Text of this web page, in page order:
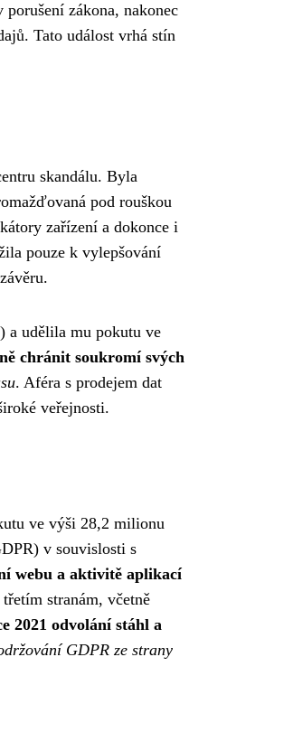
zákona, nakonec
Tato událost vrhá stín
skandálu. Byla
pod rouškou
zařízení a dokonce i
pouze k vylepšování
a udělila mu pokutu ve
chránit soukromí svých
. Aféra s prodejem dat
veřejnosti.
ve výši 28,2 milionu
v souvislosti s
webu a aktivitě aplikací
stranám, včetně
2021 odvolání stáhl a
GDPR ze strany